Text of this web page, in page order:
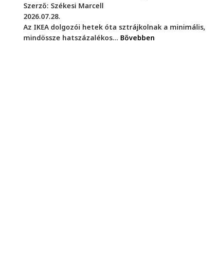
Szerző: Székesi Marcell
2026.07.28.
Az IKEA dolgozói hetek óta sztrájkolnak a minimális,
mindössze hatszázalékos... Bővebben